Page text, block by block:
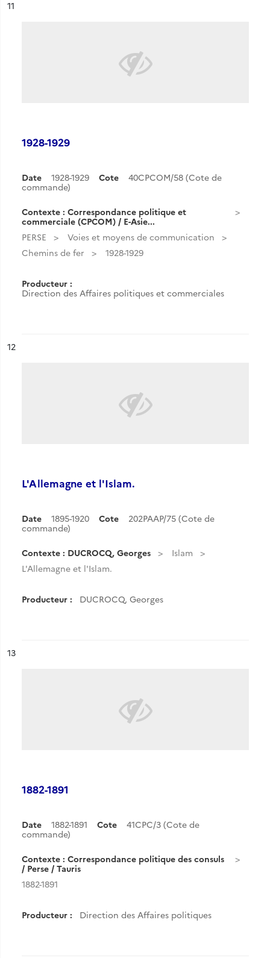
n°
11
1928-1929
Date 1928-1929 Cote
40CPCOM/58 (Cote de
commande)
Contexte : Correspondance politique et
commerciale (CPCOM) / E-Asie...
PERSE
Voies et moyens de communication
Chemins de fer
1928-1929
Producteur :
Direction des Affaires politiques et commerciales
n°
12
L'Allemagne et l'Islam.
Date 1895-1920 Cote
202PAAP/75 (Cote de
commande)
Contexte : DUCROCQ, Georges
Islam
L'Allemagne et l'Islam.
Producteur : DUCROCQ, Georges
n°
13
1882-1891
Date 1882-1891 Cote
41CPC/3 (Cote de
commande)
Contexte : Correspondance politique des consuls
/ Perse / Tauris
1882-1891
Producteur : Direction des Affaires politiques